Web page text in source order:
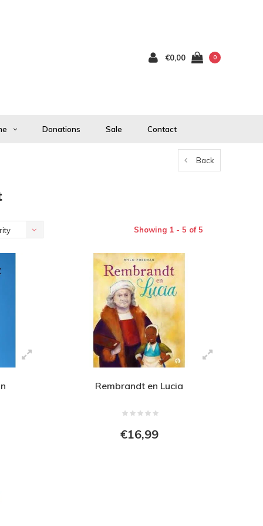
€0,00 0
Donations Sale Contact
Back
Showing 1 - 5 of 5
Rembrandt en Lucia
€16,99